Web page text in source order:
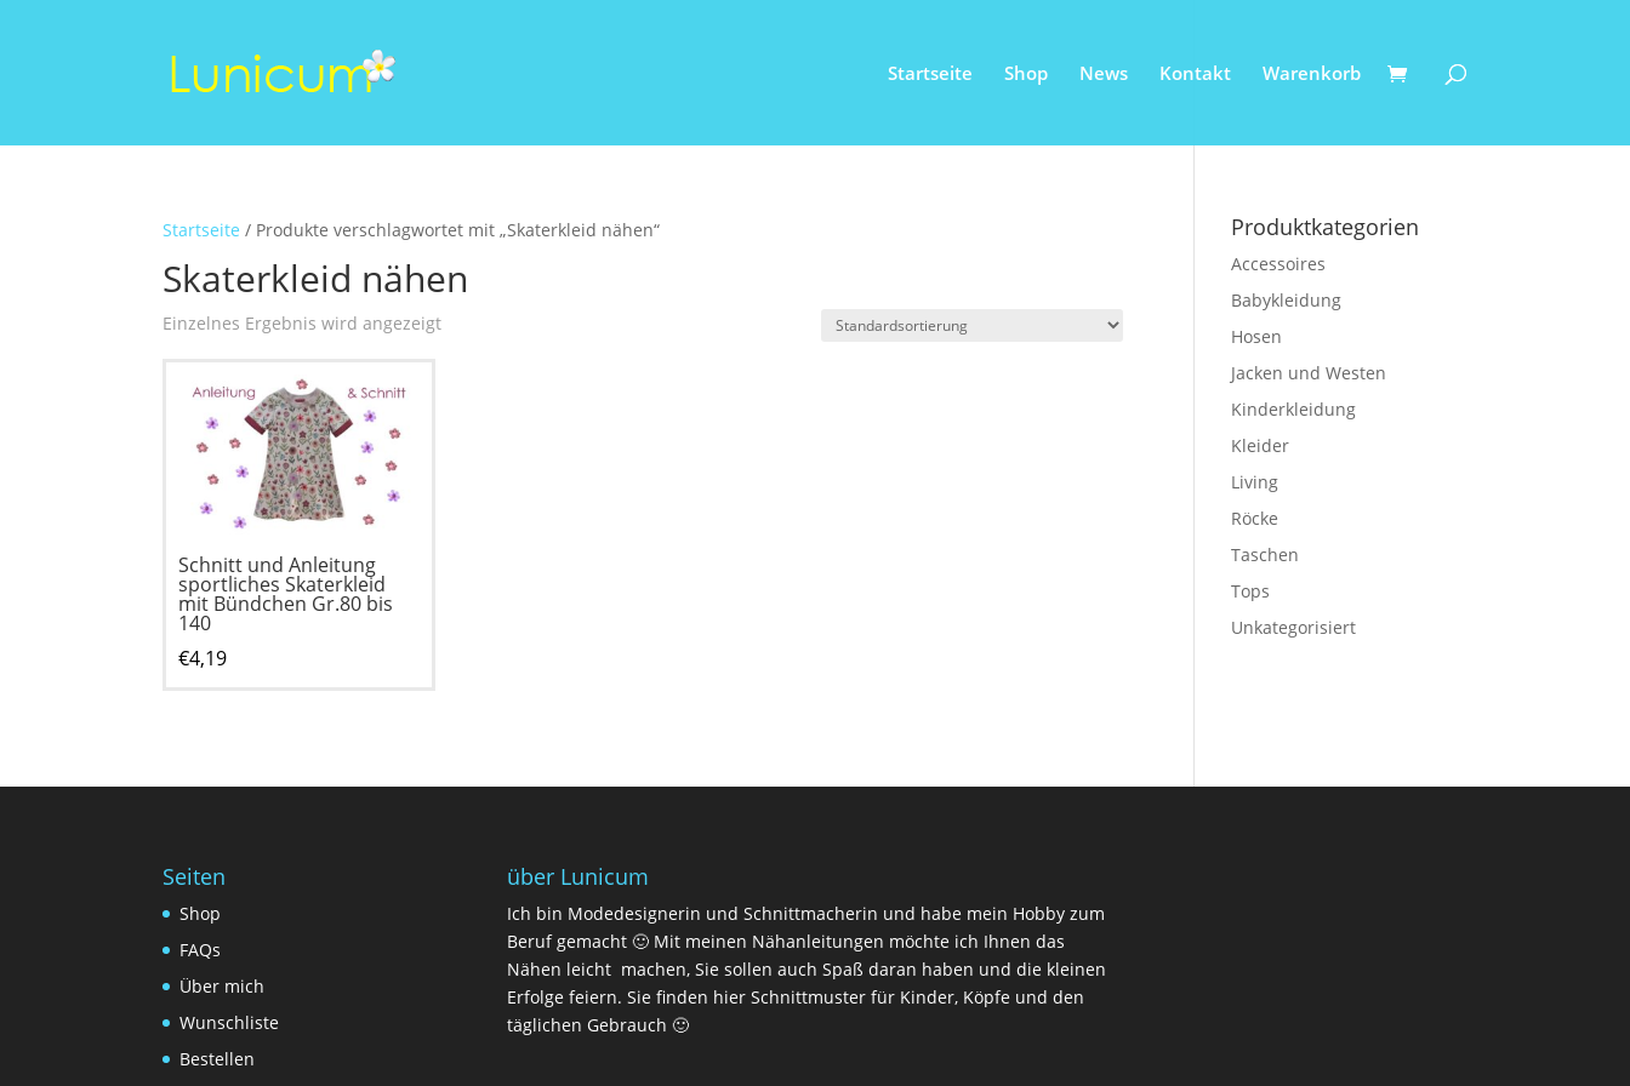
Startseite Shop News Kontakt Warenkorb
Startseite / Produkte verschlagwortet mit „Skaterkleid nähen“
Skaterkleid nähen
Einzelnes Ergebnis wird angezeigt
Schnitt und Anleitung
sportliches Skaterkleid
mit Bündchen Gr.80 bis
140
€4,19
Produktkategorien
Accessoires
Babykleidung
Hosen
Jacken und Westen
Kinderkleidung
Kleider
Living
Röcke
Taschen
Tops
Unkategorisiert
Seiten
Shop
FAQs
Über mich
Wunschliste
Bestellen
über Lunicum
Ich bin Modedesignerin und Schnittmacherin und habe mein Hobby zum
Beruf gemacht 🙂 Mit meinen Nähanleitungen möchte ich Ihnen das
Nähen leicht machen, Sie sollen auch Spaß daran haben und die kleinen
Erfolge feiern. Sie finden hier Schnittmuster für Kinder, Köpfe und den
täglichen Gebrauch 🙂